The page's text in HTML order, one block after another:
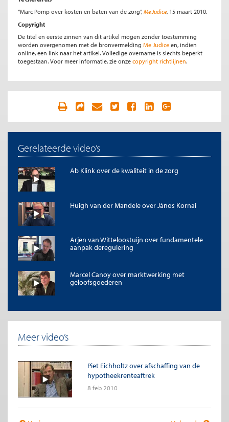
“Marc Pomp over kosten en baten van de zorg”, Me Judice, 15 maart 2010.
Copyright
De titel en eerste zinnen van dit artikel mogen zonder toestemming
worden overgenomen met de bronvermelding Me Judice en, indien
online, een link naar het artikel. Volledige overname is slechts beperkt
toegestaan. Voor meer informatie, zie onze copyright richtlijnen.
Gerelateerde video’s
Ab Klink over de kwaliteit in de zorg
Huigh van der Mandele over János Kornai
Arjen van Witteloostuijn over fundamentele
aanpak deregulering
Marcel Canoy over marktwerking met
geloofsgoederen
Meer video’s
Piet Eichholtz over afschaffing van de
hypotheekrenteaftrek
8 feb 2010